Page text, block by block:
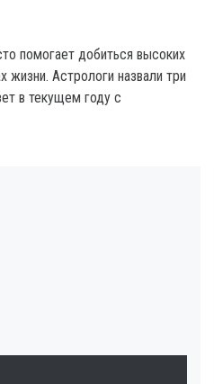
помогает добиться высоких
жизни. Астрологи назвали три
в текущем году с